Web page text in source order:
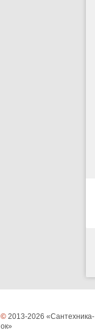
© 2013-2026 «Сантехника-
ок»